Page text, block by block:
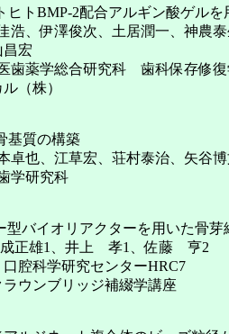
ヒトBMP-2配合アルギン酸ゲル
浩、伊澤俊次、土居潤一、神農
宏
歯薬学総合研究科 歯科保存修復
（株）
基質の構築
卓也、江草宏、荘村泰治、矢谷博
学研究科
型バイオリアクターを用いた骨
正雄1、井上 孝1、佐藤 亨2
腔科学研究センターHRC7
ウンブリッジ補綴学講座